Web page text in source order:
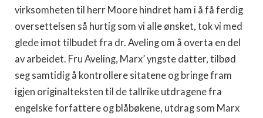
virksomheten til herr Moore hindret ham i å få ferdig
oversettelsen så hurtig som vi alle ønsket, tok vi med
glede imot tilbudet fra dr. Aveling om å over­ta en del
av arbeidet. Fru Aveling, Marx’ yngste datter, tilbød
seg samtidig å kontrollere sitatene og bringe fram
igjen original­teksten til de tallrike utdragene fra
engelske forfattere og blåbøkene, utdrag som Marx